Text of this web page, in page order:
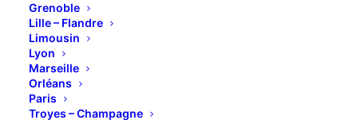
Grenoble
Lille – Flandre
Limousin
Lyon
Marseille
Orléans
Paris
Troyes – Champagne